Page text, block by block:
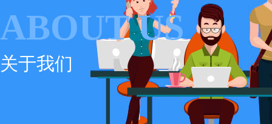
ABOUT US
关于我们